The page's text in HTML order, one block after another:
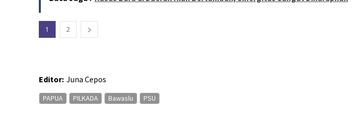
1 2
Editor: Juna Cepos
PAPUA PILKADA Bawaslu PSU